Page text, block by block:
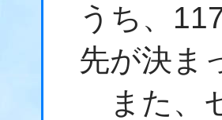
うち、
先が決ま
また、